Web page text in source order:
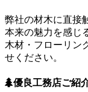
弊社の材木に直接
本来の魅力を感じ
木材・フローリン
せください。
優良工務店ご紹